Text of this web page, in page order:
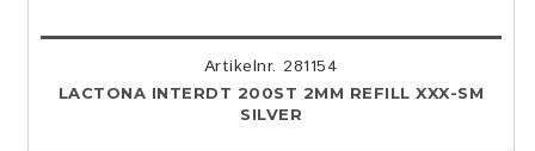
Artikelnr. 281154
LACTONA INTERDT 200ST 2MM REFILL XXX-SM
SILVER